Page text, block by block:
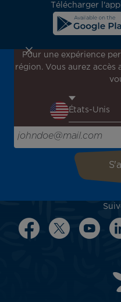
Télécharger
Inscrivez-vous à notre
Recevez en avant-
l'inspiration pour votre
Saisissez votre adresse e-
Pour une expérience
région. Vous aurez accès